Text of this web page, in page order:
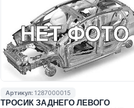
Артикул:1287000015
ТРОСИК ЗАДНЕГО ЛЕВОГО